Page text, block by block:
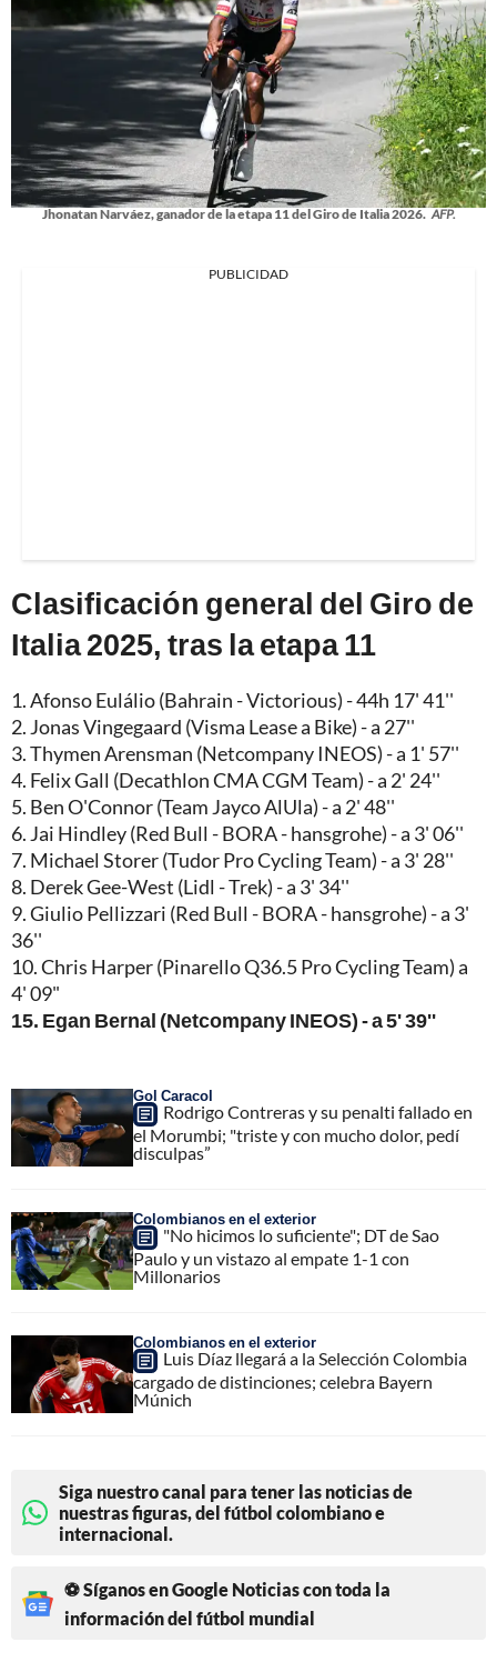
Jhonatan Narváez, ganador de la etapa 11 del Giro de Italia 2026. AFP.
PUBLICIDAD
Clasificación general del Giro de
Italia 2025, tras la etapa 11
1. Afonso Eulálio (Bahrain - Victorious) - 44h 17' 41''
2. Jonas Vingegaard (Visma Lease a Bike) - a 27''
3. Thymen Arensman (Netcompany INEOS) - a 1' 57''
4. Felix Gall (Decathlon CMA CGM Team) - a 2' 24''
5. Ben O'Connor (Team Jayco AlUla) - a 2' 48''
6. Jai Hindley (Red Bull - BORA - hansgrohe) - a 3' 06''
7. Michael Storer (Tudor Pro Cycling Team) - a 3' 28''
8. Derek Gee-West (Lidl - Trek) - a 3' 34''
9. Giulio Pellizzari (Red Bull - BORA - hansgrohe) - a 3'
36''
10. Chris Harper (Pinarello Q36.5 Pro Cycling Team) a
4' 09"
15. Egan Bernal (Netcompany INEOS) - a 5' 39''
Gol Caracol
Rodrigo Contreras y su penalti fallado en
el Morumbi; "triste y con mucho dolor, pedí
disculpas”
Colombianos en el exterior
"No hicimos lo suficiente"; DT de Sao
Paulo y un vistazo al empate 1-1 con
Millonarios
Colombianos en el exterior
Luis Díaz llegará a la Selección Colombia
cargado de distinciones; celebra Bayern
Múnich
Siga nuestro canal para tener las noticias de
nuestras figuras, del fútbol colombiano e
internacional.
⚽ Síganos en Google Noticias con toda la
información del fútbol mundial